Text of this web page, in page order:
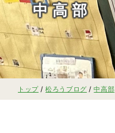
中高部
現
在
トップ/松ろうブログ /中高部